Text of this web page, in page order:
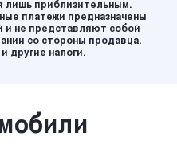
лишь приблизительным.
платежи предназначены
и не представляют собой
со стороны продавца.
другие налоги.